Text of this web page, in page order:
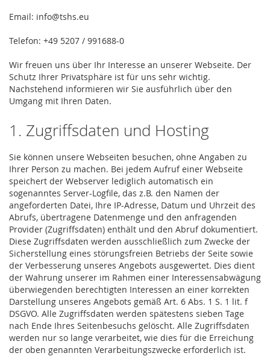
Email: info@tshs.eu
Telefon: +49 5207 / 991688-0
Wir freuen uns über Ihr Interesse an unserer Webseite. Der
Schutz Ihrer Privatsphäre ist für uns sehr wichtig.
Nachstehend informieren wir Sie ausführlich über den
Umgang mit Ihren Daten.
1. Zugriffsdaten und Hosting
Sie können unsere Webseiten besuchen, ohne Angaben zu
Ihrer Person zu machen. Bei jedem Aufruf einer Webseite
speichert der Webserver lediglich automatisch ein
sogenanntes Server-Logfile, das z.B. den Namen der
angeforderten Datei, Ihre IP-Adresse, Datum und Uhrzeit des
Abrufs, übertragene Datenmenge und den anfragenden
Provider (Zugriffsdaten) enthält und den Abruf dokumentiert.
Diese Zugriffsdaten werden ausschließlich zum Zwecke der
Sicherstellung eines störungsfreien Betriebs der Seite sowie
der Verbesserung unseres Angebots ausgewertet. Dies dient
der Wahrung unserer im Rahmen einer Interessensabwägung
überwiegenden berechtigten Interessen an einer korrekten
Darstellung unseres Angebots gemäß Art. 6 Abs. 1 S. 1 lit. f
DSGVO. Alle Zugriffsdaten werden spätestens sieben Tage
nach Ende Ihres Seitenbesuchs gelöscht. Alle Zugriffsdaten
werden nur so lange verarbeitet, wie dies für die Erreichung
der oben genannten Verarbeitungszwecke erforderlich ist.